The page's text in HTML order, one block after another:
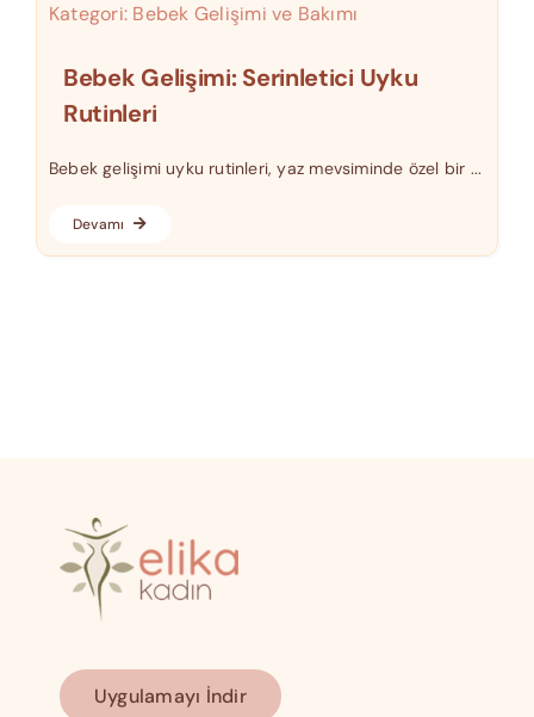
Kategori: Bebek Gelişimi ve Bakımı
Bebek Gelişimi: Serinletici Uyku
Rutinleri
Bebek gelişimi uyku rutinleri, yaz mevsiminde özel bir ...
Devamı
Uygulamayı İndir